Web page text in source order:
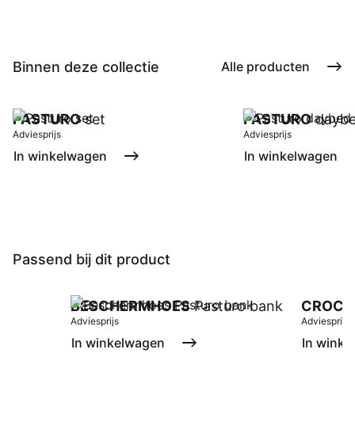
Binnen deze collectie Alle producten
PASTUROset
Adviesprijs
In winkelwagen
PASTURO
Adviesprijs
In winkelwagen
Passend bij dit product
BESCHERMHOESPasturo bank
Adviesprijs
In winkelwagen
Adviesprijs
In